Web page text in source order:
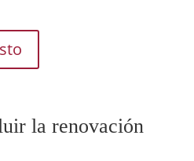
la renovación